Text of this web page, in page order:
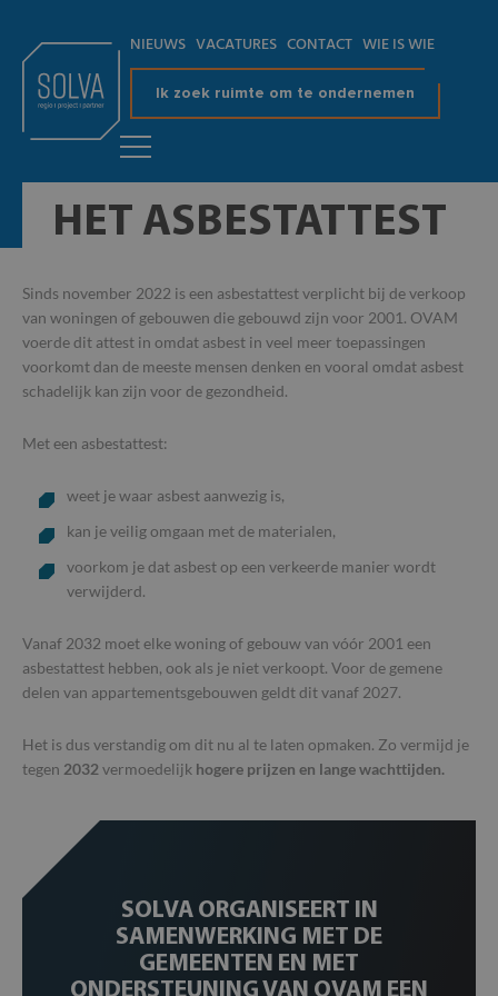
NIEUWS VACATURES CONTACT WIE IS WIE
Ik zoek ruimte om te ondernemen
HET ASBESTATTEST
Sinds november 2022 is een asbestattest verplicht bij de verkoop
van woningen of gebouwen die gebouwd zijn voor 2001. OVAM
voerde dit attest in omdat asbest in veel meer toepassingen
voorkomt dan de meeste mensen denken en vooral omdat asbest
schadelijk kan zijn voor de gezondheid.
Met een asbestattest:
weet je waar asbest aanwezig is,
kan je veilig omgaan met de materialen,
voorkom je dat asbest op een verkeerde manier wordt
verwijderd.
Vanaf 2032 moet elke woning of gebouw van vóór 2001 een
asbestattest hebben, ook als je niet verkoopt. Voor de gemene
delen van appartementsgebouwen geldt dit vanaf 2027.
Het is dus verstandig om dit nu al te laten opmaken. Zo vermijd je
tegen 2032 vermoedelijk hogere prijzen en lange wachttijden.
SOLVA ORGANISEERT IN
SAMENWERKING MET DE
GEMEENTEN EN MET
ONDERSTEUNING VAN OVAM EEN